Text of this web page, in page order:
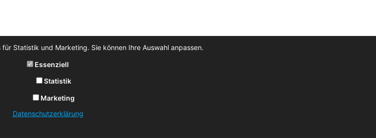
Statistik und Marketing. Sie können Ihre Auswahl anpassen.
Essenziell
Statistik
Marketing
Datenschutzerklärung